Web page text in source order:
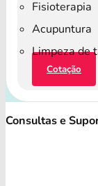
Fisioterapia
Acupuntura
Limpeza de
Cotação
Consultas e